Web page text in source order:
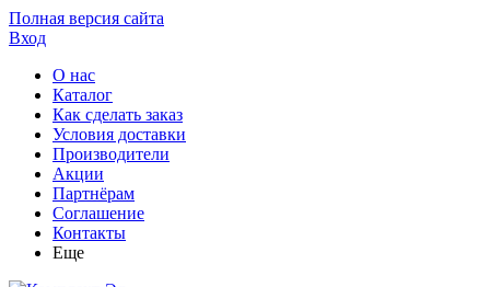
Полная версия сайта
Вход
О нас
Каталог
Как сделать заказ
Условия доставки
Производители
Акции
Партнёрам
Соглашение
Контакты
Еще